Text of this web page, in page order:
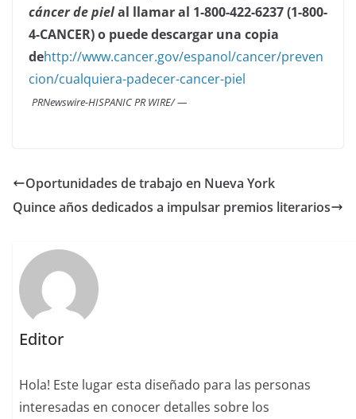
cáncer de pielal llamar al 1-800-422-6237 (1-800-
4-CANCER)o puede descargar una copia
dehttp://www.cancer.gov/espanol/cancer/preven
cion/cualquiera-padecer-cancer-piel
PRNewswire-HISPANIC PR WIRE/ —
Oportunidades de trabajo en Nueva York
Quince años dedicados a impulsar premios literarios
Editor
Hola! Este lugar esta diseñado para las personas
interesadas en conocer detalles sobre los